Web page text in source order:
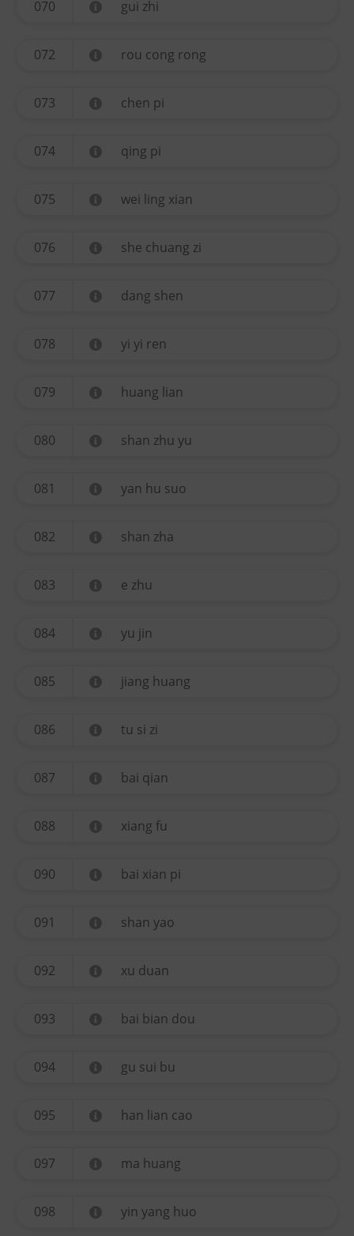
070 gui zhi
072 rou cong rong
073 chen pi
074 qing pi
075 wei ling xian
076 she chuang zi
077 dang shen
078 yi yi ren
079 huang lian
080 shan zhu yu
081 yan hu suo
082 shan zha
083 e zhu
084 yu jin
085 jiang huang
086 tu si zi
087 bai qian
088 xiang fu
090 bai xian pi
091 shan yao
092 xu duan
093 bai bian dou
094 gu sui bu
095 han lian cao
097 ma huang
098 yin yang huo